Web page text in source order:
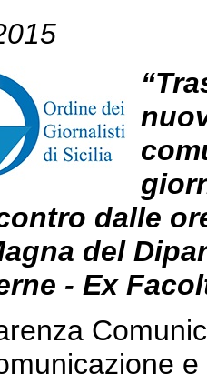
dalle
del
- Ex